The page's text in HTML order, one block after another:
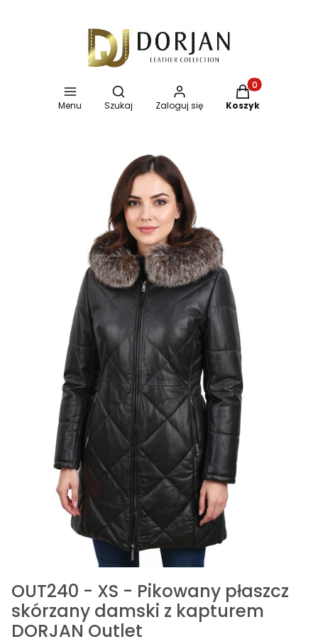
Menu
Otwórz wyszukiwarkę
Szukaj Zaloguj się
Produkty w
Koszyk
OUT240 - XS - Pikowany płaszcz
skórzany damski z kapturem
DORJAN Outlet